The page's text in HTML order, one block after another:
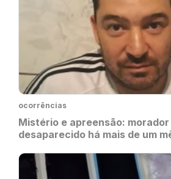
ocorrências
Mistério e apreensão:
desaparecido há mais de um